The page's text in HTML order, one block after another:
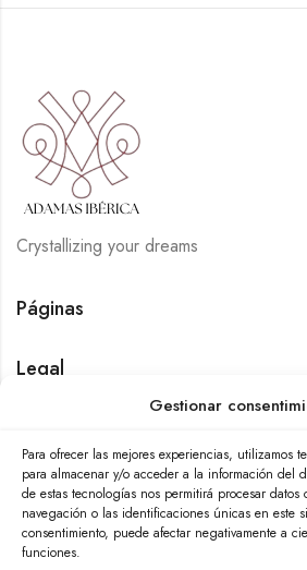
Gestionar
Para ofrecer las mejores experiencias, utilizamos
para almacenar y/o acceder a la información del
de estas tecnologías nos permitirá procesar datos
navegación o las identificaciones únicas en este
consentimiento, puede afectar negativamente a
funciones.
Crystallizing your dreams
Páginas
Legal